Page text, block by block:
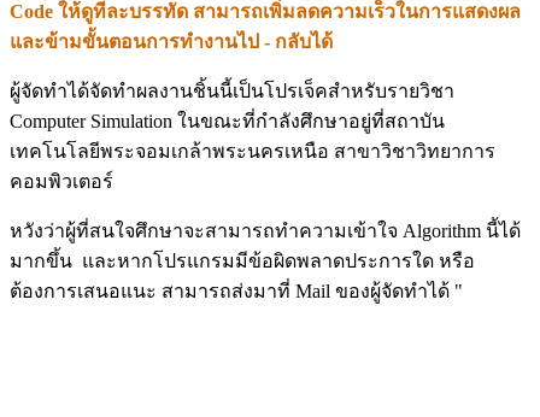
Code ให้ดูทีละบรรทัด สามารถเพิ่มลดความเร็วในการแสดงผล
และข้ามขั้นตอนการทำงานไป - กลับได้
ผู้จัดทำได้จัดทำผลงานชิ้นนี้เป็นโปรเจ็คสำหรับรายวิชา
Computer Simulation ในขณะที่กำลังศึกษาอยู่ที่สถาบัน
เทคโนโลยีพระจอมเกล้าพระนครเหนือ สาขาวิชาวิทยาการ
คอมพิวเตอร์
หวังว่าผู้ที่สนใจศึกษาจะสามารถทำความเข้าใจ Algorithm นี้ได้
มากขึ้น และหากโปรแกรมมีข้อผิดพลาดประการใด หรือ
ต้องการเสนอแนะ สามารถส่งมาที่ Mail ของผู้จัดทำได้ "